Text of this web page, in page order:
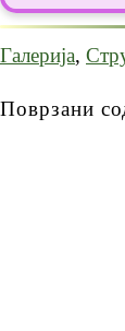
Галерија,
Поврзани